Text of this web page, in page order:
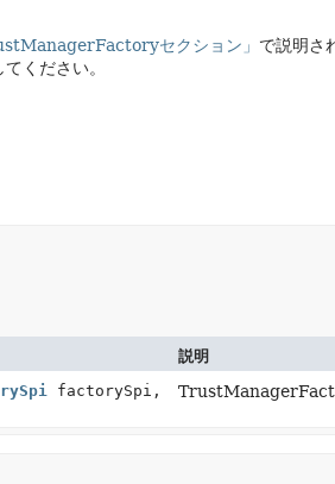
セクション」 で説明さ
ください。
説明
factorySpi,